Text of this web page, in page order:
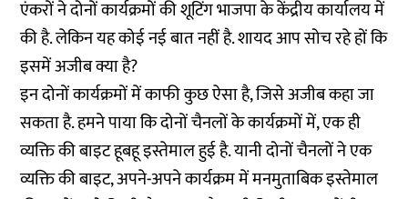
एंकरों ने दोनों कार्यक्रमों की शूटिंग भाजपा के केंद्रीय कार्यालय में
की है. लेकिन यह कोई नई बात नहीं है. शायद आप सोच रहे हों कि
इसमें अजीब क्या है?
इन दोनों कार्यक्रमों में काफी कुछ ऐसा है, जिसे अजीब कहा जा
सकता है. हमने पाया कि दोनों चैनलों के कार्यक्रमों में, एक ही
व्यक्ति की बाइट हूबहू इस्तेमाल हुई है. यानी दोनों चैनलों ने एक
व्यक्ति की बाइट, अपने-अपने कार्यक्रम में मनमुताबिक इस्तेमाल